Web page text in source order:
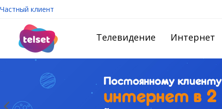
Частный клиент
Телевидение Интернет